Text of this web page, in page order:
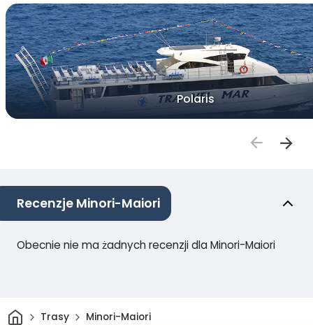
Polaris
Recenzje Minori-Maiori
Obecnie nie ma żadnych recenzji dla Minori-Maiori
DomTrasy Minori-Maiori